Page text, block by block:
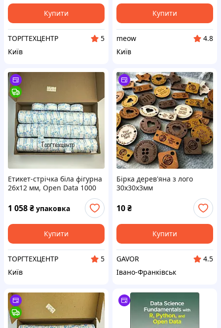
Купити
ТОРГТЕХЦЕНТР
5
Київ
Купити
meow
4.8
Київ
Етикет-стрічка біла фігурна
26х12 мм, Open Data 1000
1 058₴ упаковка
Купити
ТОРГТЕХЦЕНТР
5
Київ
Бірка дерев'яна з лого
30х30х3мм
10₴
Купити
GAVOR
4.5
Івано-Франківськ